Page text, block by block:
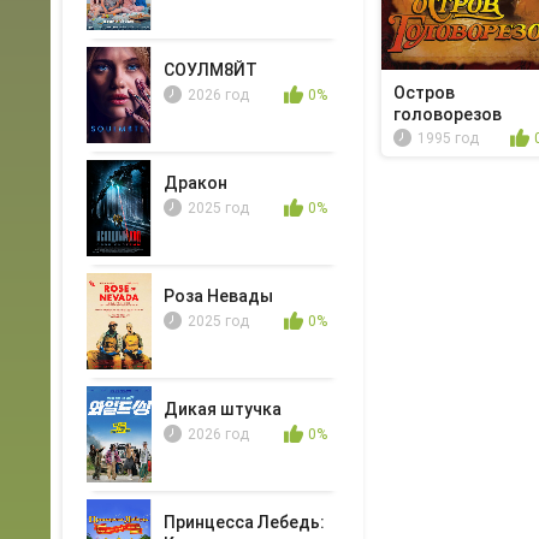
СОУЛМ8ЙТ
2026 год 0%
Дракон
2025 год 0%
Роза Невады
2025 год 0%
Дикая штучка
2026 год 0%
Принцесса Лебедь:
Остров
головорезов
1995 год